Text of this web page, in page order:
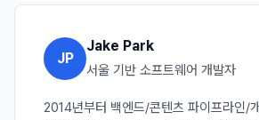
JP
Jake Park
서울 기반 소프트웨어 개발자
2014년부터 백엔드/콘텐츠 파이프라인/